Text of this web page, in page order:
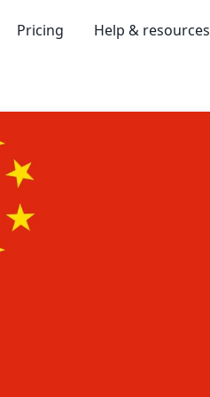
Pricing Help & resources